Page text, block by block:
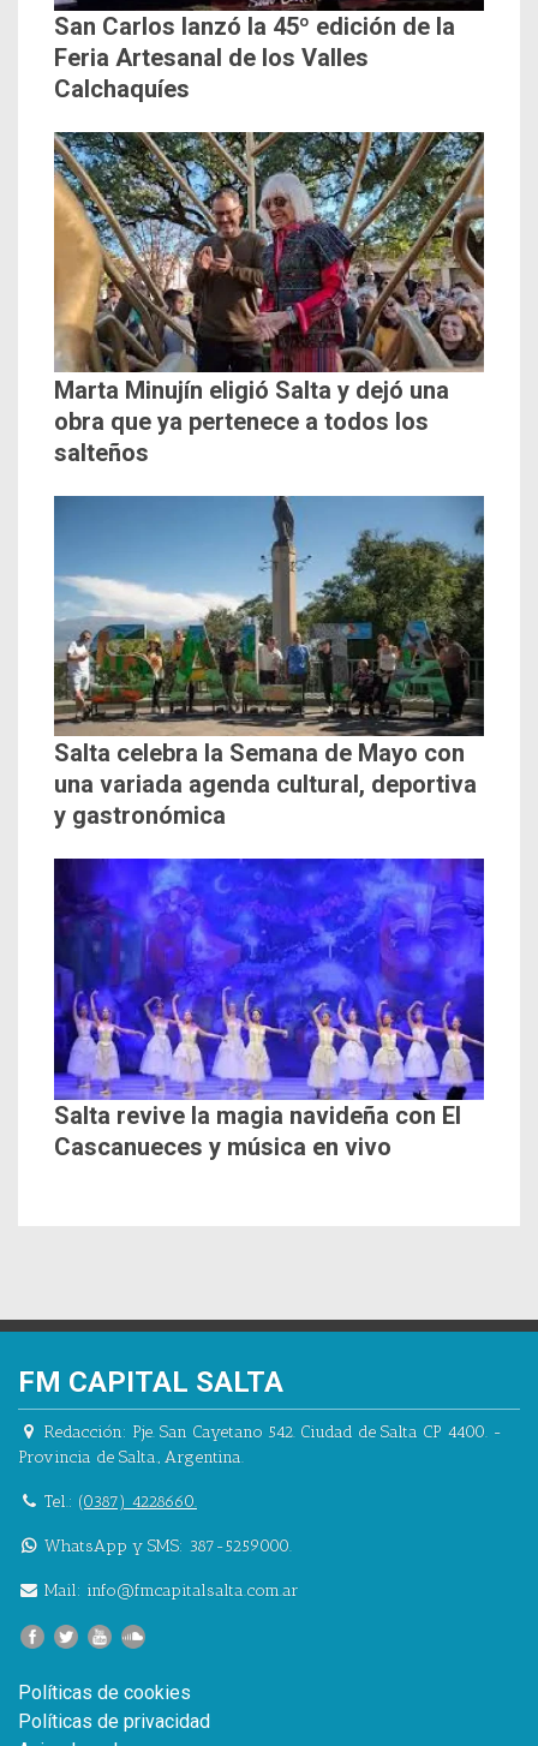
San Carlos lanzó la 45º edición de la
Feria Artesanal de los Valles
Calchaquíes
Marta Minujín eligió Salta y dejó una
obra que ya pertenece a todos los
salteños
Salta celebra la Semana de Mayo con
una variada agenda cultural, deportiva
y gastronómica
Salta revive la magia navideña con El
Cascanueces y música en vivo
FM CAPITAL SALTA
Redacción: Pje. San Cayetano 542. Ciudad de Salta CP 4400. -
Provincia de Salta., Argentina.
Tel.: (0387) 4228660.
WhatsApp y SMS: 387-5259000.
Mail: info@fmcapitalsalta.com.ar
Políticas de cookies
Políticas de privacidad